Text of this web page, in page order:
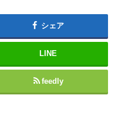
シェア
LINE
feedly